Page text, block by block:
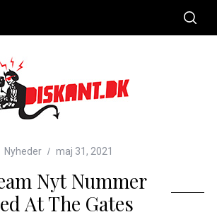
Nyheder maj 31, 2021
Nyt Nummer
At The Gates